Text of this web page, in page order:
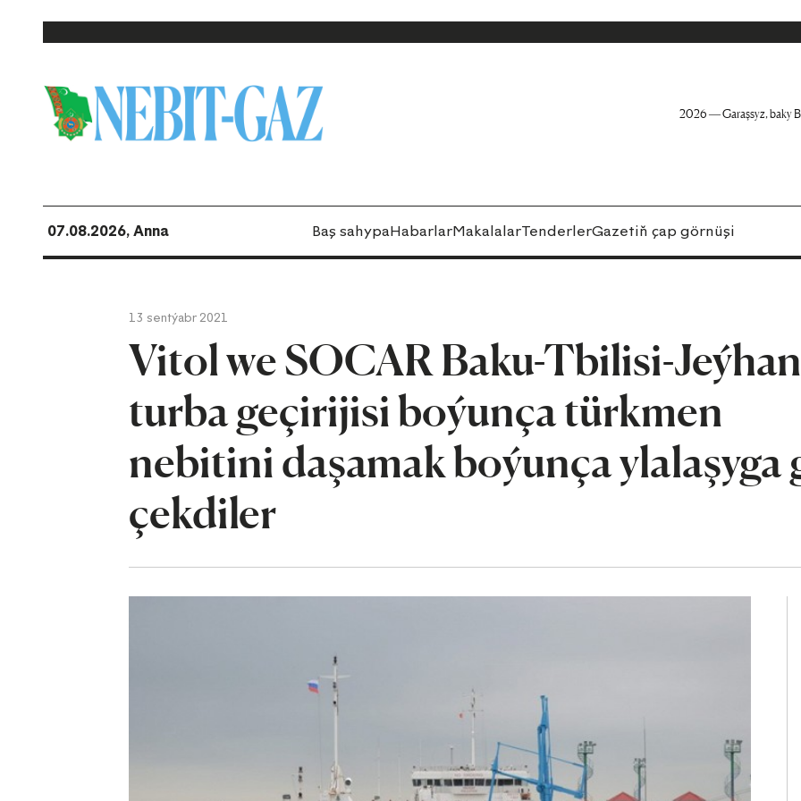
2026 — Garaşsyz, baky
07.08.2026, Anna Baş sahypaHabarlarMakalalarTenderlerGazetiň çap görnüşi
13 sentýabr 2021
Vitol we SOCAR Baku-Tbilisi-Jeýhan
turba geçirijisi boýunça türkmen
nebitini daşamak boýunça ylalaşyga
çekdiler